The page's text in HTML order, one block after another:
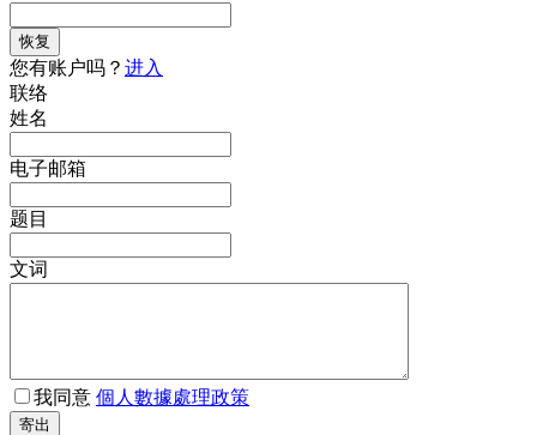
恢复
您有账户吗？ 进入
联络
姓名
电子邮箱
题目
文词
我同意 個人數據處理政策
寄出